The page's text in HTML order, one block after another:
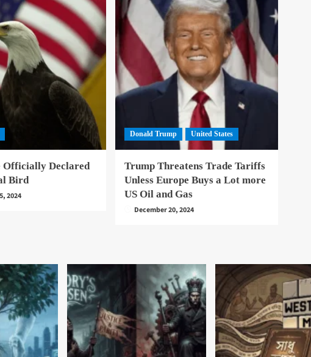
Officially Declared
Bird
2024
Donald Trump United States
Trump Threatens Trade Tariffs
Unless Europe Buys a Lot more
US Oil and Gas
December 20, 2024